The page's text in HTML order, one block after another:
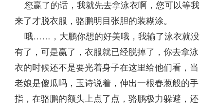
您赢了的话，我就先去拿泳衣啊，您可以等我
来了才脱衣服，骆鹏明目张胆的装糊涂。
哦……，大鹏你想的好美哦，我输了泳衣就没
有了，可是赢了，衣服就已经脱掉了，你去拿泳
衣的时候还不是要光着身子在这里给他们看，当
老娘是傻瓜吗，玉诗说着，伸出一根春葱般的手
指，在骆鹏的额头上点了点，骆鹏极力躲避，还